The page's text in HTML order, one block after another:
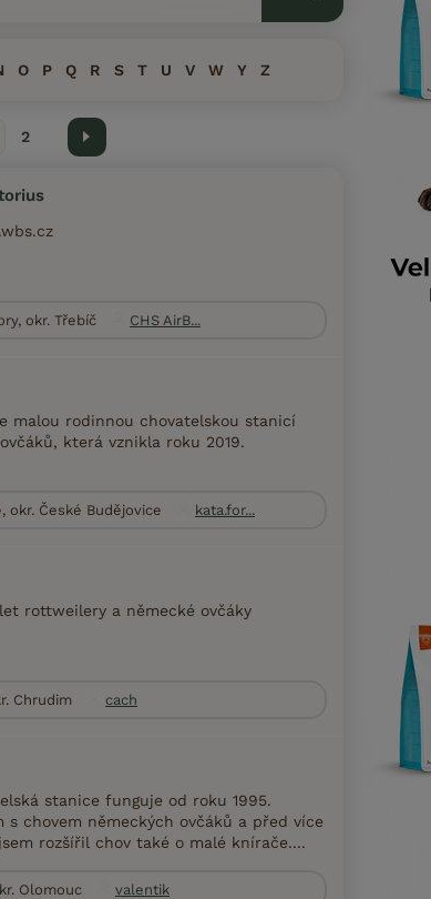
O P Q R S T U V W Y Z
2 Další
okr. Třebíč CHS AirB...
malou rodinnou chovatelskou stanicí
která vznikla roku 2019.
okr. České Budějovice kata.for...
rottweilery a německé ovčáky
Chrudim cach
stanice funguje od roku 1995.
s chovem německých ovčáků a před více
rozšířil chov také o malé knírače....
Olomouc valentik